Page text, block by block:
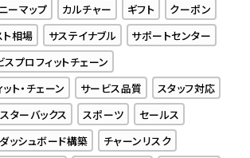
ーマップ
カルチャー ギフト
クーポン
ト相場 サステイナブル
サポートセンター
スプロフィットチェーン
ト・チェーン
サービス品質
スタッフ対応
スターバックス スポーツ
セールス
ダッシュボード構築
チャーンリスク